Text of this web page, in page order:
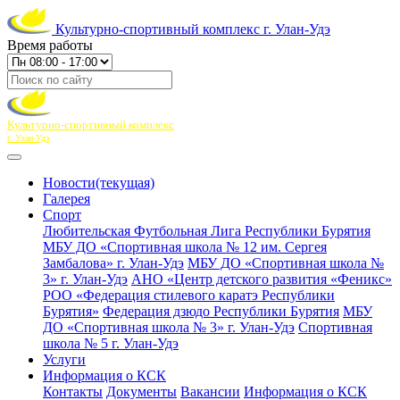
Культурно-спортивный комплекс г. Улан-Удэ
Время работы
Культурно-спортивный комплекс
г. Улан-Удэ
Новости(текущая)
Галерея
Спорт
Любительская Футбольная Лига Республики Бурятия
МБУ ДО «Спортивная школа № 12 им. Сергея
Замбалова» г. Улан-Удэ МБУ ДО «Спортивная школа №
3» г. Улан-Удэ АНО «Центр детского развития «Феникс»
РОО «Федерация стилевого каратэ Республики
Бурятия» Федерация дзюдо Республики Бурятия МБУ
ДО «Спортивная школа № 3» г. Улан-Удэ Спортивная
школа № 5 г. Улан-Удэ
Услуги
Информация о КСК
Контакты Документы Вакансии Информация о КСК